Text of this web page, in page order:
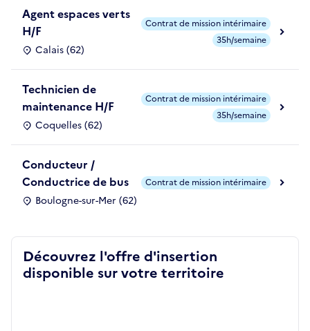
Agent espaces verts
H/F
Calais (62)
Contrat de mission intérimaire
35h/semaine
Technicien de
maintenance H/F
Coquelles (62)
Contrat de mission intérimaire
35h/semaine
Conducteur /
Conductrice de bus
Boulogne-sur-Mer (62)
Contrat de mission intérimaire
Découvrez l'offre d'insertion
disponible sur votre territoire